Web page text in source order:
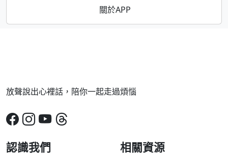
關於APP
放聲說出心裡話，陪你一起走過煩惱
認識我們 相關資源